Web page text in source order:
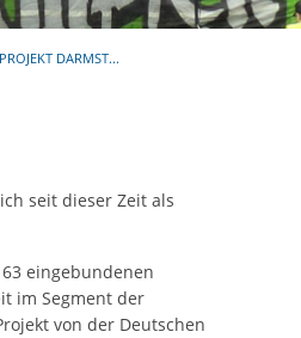
notwendige Cookies, die
von einer Einwilligung.
Automatische
DARMST...
seit dieser Zeit als
eingebundenen
im Segment der
von der Deutschen